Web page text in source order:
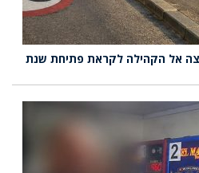
אל הקהילה לקראת פתיחת שנת